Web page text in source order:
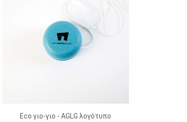
Eco γιο-γιο - AGLG λογότυπο